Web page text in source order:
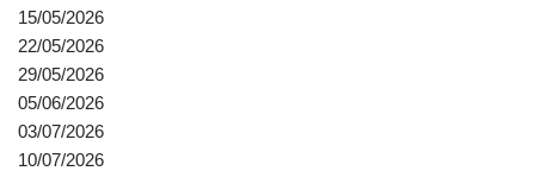
15/05/2026
22/05/2026
29/05/2026
05/06/2026
03/07/2026
10/07/2026